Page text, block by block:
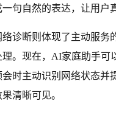
一句自然的表达，让用户
络诊断则体现了主动服务
。现在，AI家庭助手可
会时主动识别网络状态并
清晰可见。